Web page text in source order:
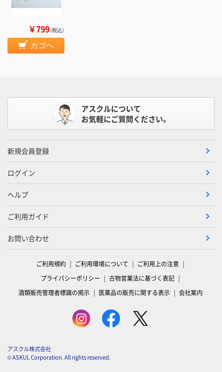
￥799（税込）
カゴへ
アスクルについて
お気軽にご質問ください。
新規会員登録
ログイン
ヘルプ
ご利用ガイド
お問い合わせ
ご利用規約 ご利用環境について
ご利用上の注意
プライバシーポリシー
古物営業法に基づく表記
酒類販売管理者標識の掲示
医薬品の販売に関する表示 会社案内
アスクル株式会社
© ASKUL Corporation. All rights reserved.